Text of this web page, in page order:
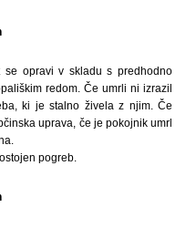
se opravi v skladu s predhodno
redom. Če umrli ni izrazil
ki je stalno živela z njim. Če
uprava, če je pokojnik umrl
pogreb.